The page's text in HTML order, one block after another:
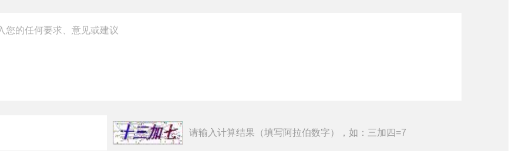
请输入计算结果（填写阿拉伯数字），如：三加四=7